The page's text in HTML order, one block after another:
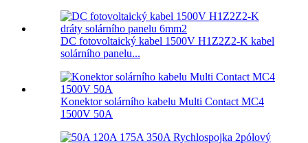
DC fotovoltaický kabel 1500V H1Z2Z2-K kabel
solárního panelu...
Konektor solárního kabelu Multi Contact MC4
1500V 50A